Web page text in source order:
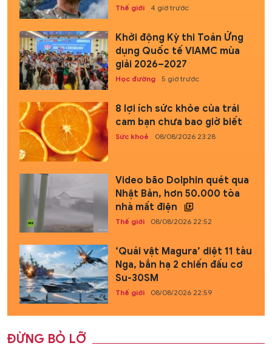
Thế giới 4 giờ trước
Khởi động Kỳ thi Toán Ứng
dụng Quốc tế VIAMC mùa
giải 2026–2027
Học đường 5 giờ trước
8 lợi ích sức khỏe của trái
cam bạn chưa bao giờ biết
Sức khoẻ 08/08/2026 23:28
Video bão Dolphin quét qua
Nhật Bản, hơn 50.000 tòa
nhà mất điện
Thế giới 08/08/2026 22:52
‘Quái vật Magura’ diệt 11 tàu
Nga, bắn hạ 2 chiến đấu cơ
Su-30SM
Thế giới 08/08/2026 22:59
ĐỪNG BỎ LỠ